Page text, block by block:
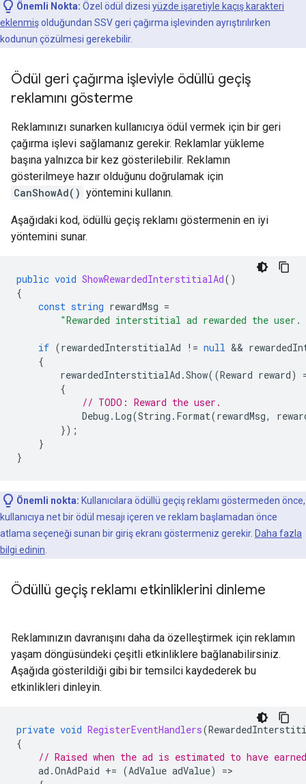
Önemli Nokta: Özel ödül dizesi yüzde işaretiyle kaçış karakteri
eklenmişolduğundan SSV geri çağırma işlevinden ayrıştırılırken
kodunun çözülmesi gerekebilir.
Ödül geri çağırma işleviyle ödüllü geçiş
reklamını gösterme
Reklamınızı sunarken kullanıcıya ödül vermek için bir geri
çağırma işlevi sağlamanız gerekir. Reklamlar yükleme
başına yalnızca bir kez gösterilebilir. Reklamın
gösterilmeye hazır olduğunu doğrulamak için
CanShowAd() yöntemini kullanın.
Aşağıdaki kod, ödüllü geçiş reklamı göstermenin en iyi
yöntemini sunar.
public void ShowRewardedInterstitialAd()
{
const string rewardMsg =
"Rewarded interstitial ad rewarded the
if (rewardedInterstitialAd != null &&
{
rewardedInterstitialAd .Show((Reward reward)
{
// TODO: Reward the user.
Debug . Log(String . Format(rewardMsg,
});
}
}
Önemli nokta: Kullanıcılara ödüllü geçiş reklamı göstermeden önce,
kullanıcıya net bir ödül mesajı içeren ve reklam başlamadan önce
atlama seçeneği sunan bir giriş ekranı göstermeniz gerekir. Daha fazla
bilgi edinin
Ödüllü geçiş reklamı etkinliklerini dinleme
Reklamınızın davranışını daha da özelleştirmek için reklamın
yaşam döngüsündeki çeşitli etkinliklere bağlanabilirsiniz.
Aşağıda gösterildiği gibi bir temsilci kaydederek bu
etkinlikleri dinleyin.
private void RegisterEventHandlers(
{
// Raised when the ad is estimated to have
ad .OnAdPaid += (AdValue adValue) =